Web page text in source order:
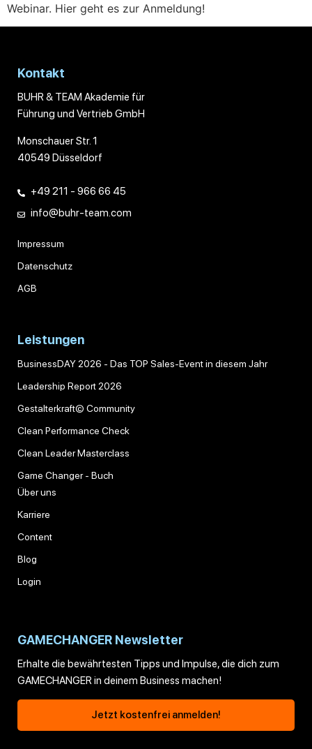
Webinar. Hier geht es zur Anmeldung!
Kontakt
BUHR & TEAM Akademie für
Führung und Vertrieb GmbH
Monschauer Str. 1
40549 Düsseldorf
+49 211 - 966 66 45
info@buhr-team.com
Impressum
Datenschutz
AGB
Leistungen
BusinessDAY 2026 - Das TOP Sales-Event in diesem Jahr
Leadership Report 2026
Gestalterkraft© Community
Clean Performance Check
Clean Leader Masterclass
Game Changer - Buch
Über uns
Karriere
Content
Blog
Login
GAMECHANGER Newsletter
Erhalte die bewährtesten Tipps und Impulse, die dich zum
GAMECHANGER in deinem Business machen!
Jetzt kostenfrei anmelden!